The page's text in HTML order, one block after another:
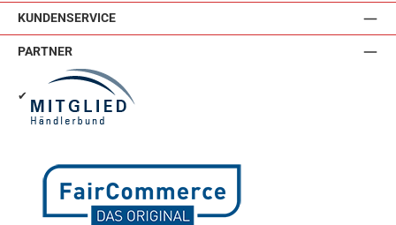
KUNDENSERVICE
PARTNER
✔